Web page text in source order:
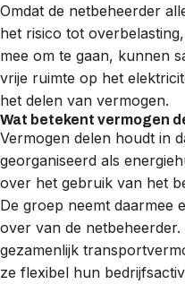
Omdat de netbeheerder
het risico tot
mee om te gaan, kunnen
vrije ruimte op het
het delen van vermogen.
Wat betekent vermogen
Vermogen delen houdt in
georganiseerd als
over het gebruik van het
De groep neemt daarmee
over van de
gezamenlijk
ze flexibel hun